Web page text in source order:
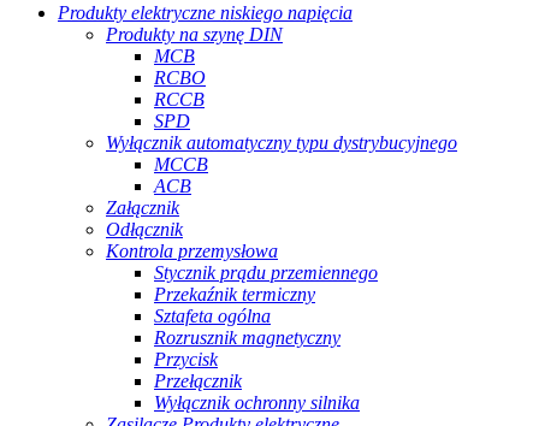
Produkty elektryczne niskiego napięcia
Produkty na szynę DIN
MCB
RCBO
RCCB
SPD
Wyłącznik automatyczny typu dystrybucyjnego
MCCB
ACB
Załącznik
Odłącznik
Kontrola przemysłowa
Stycznik prądu przemiennego
Przekaźnik termiczny
Sztafeta ogólna
Rozrusznik magnetyczny
Przycisk
Przełącznik
Wyłącznik ochronny silnika